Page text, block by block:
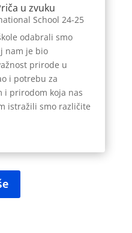
u zvuku
School 24-25
odabrali smo
nam je bio
prirode u
i potrebu za
i prirodom koja nas
istražili smo različite